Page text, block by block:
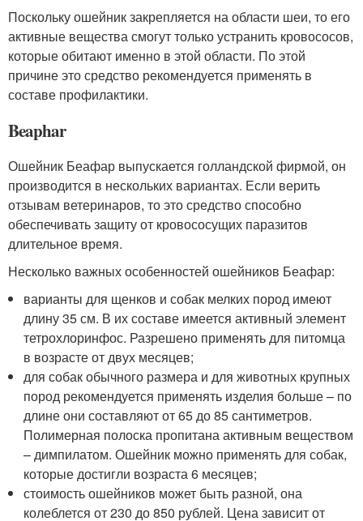
Поскольку ошейник закрепляется на области шеи, то его
активные вещества смогут только устранить кровососов,
которые обитают именно в этой области. По этой
причине это средство рекомендуется применять в
составе профилактики.
Beaphar
Ошейник Беафар выпускается голландской фирмой, он
производится в нескольких вариантах. Если верить
отзывам ветеринаров, то это средство способно
обеспечивать защиту от кровососущих паразитов
длительное время.
Несколько важных особенностей ошейников Беафар:
варианты для щенков и собак мелких пород имеют
длину 35 см. В их составе имеется активный элемент
тетрохлоринфос. Разрешено применять для питомца
в возрасте от двух месяцев;
для собак обычного размера и для животных крупных
пород рекомендуется применять изделия больше – по
длине они составляют от 65 до 85 сантиметров.
Полимерная полоска пропитана активным веществом
– димпилатом. Ошейник можно применять для собак,
которые достигли возраста 6 месяцев;
стоимость ошейников может быть разной, она
колеблется от 230 до 850 рублей. Цена зависит от